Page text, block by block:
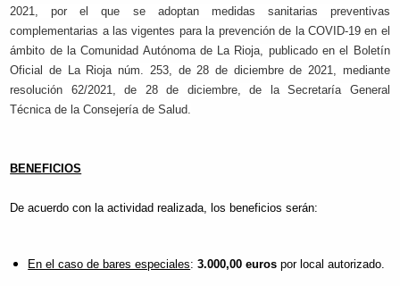
2021, por el que se adoptan medidas sanitarias preventivas
complementarias a las vigentes para la prevención de la COVID-19 en el
ámbito de la Comunidad Autónoma de La Rioja, publicado en el Boletín
Oficial de La Rioja núm. 253, de 28 de diciembre de 2021, mediante
resolución 62/2021, de 28 de diciembre, de la Secretaría General
Técnica de la Consejería de Salud.
BENEFICIOS
De acuerdo con la actividad realizada, los beneficios serán:
En el caso de bares especiales:3.000,00 euros por local autorizado.